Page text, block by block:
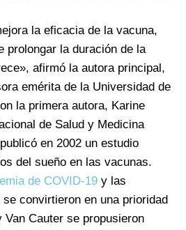
la eficacia de la vacuna,
prolongar la duración de la
afirmó la autora principal,
emérita de la Universidad de
la primera autora, Karine
de Salud y Medicina
en 2002 un estudio
del sueño en las vacunas.
de COVID-19 y las
convirtieron en una prioridad
Van Cauter se propusieron